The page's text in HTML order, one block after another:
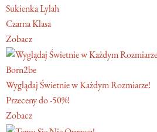
Sukienka Lylah
Czarna Klasa
Zobacz
Born2be
Wyglądaj Świetnie w Każdym Rozmiarze!
Przeceny do -50%!
Zobacz